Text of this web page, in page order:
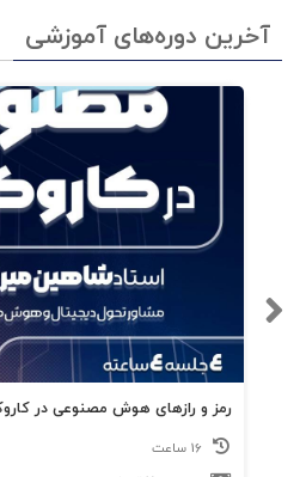
خودشان باور دارند زنان نسل
اخلاقی خاص خود را دارند و
کاروکسب و فروش شما تأثیر
7 روند آشنایی ندارید، در
تبلیغات 5 ثانیه فرصت
داستان هایی از موفقیت،
با زنان نسل هزاره رابطه خوبی
آخرین دوره‌های آموزشی
رمز و رازهای هوش مصنوعی در